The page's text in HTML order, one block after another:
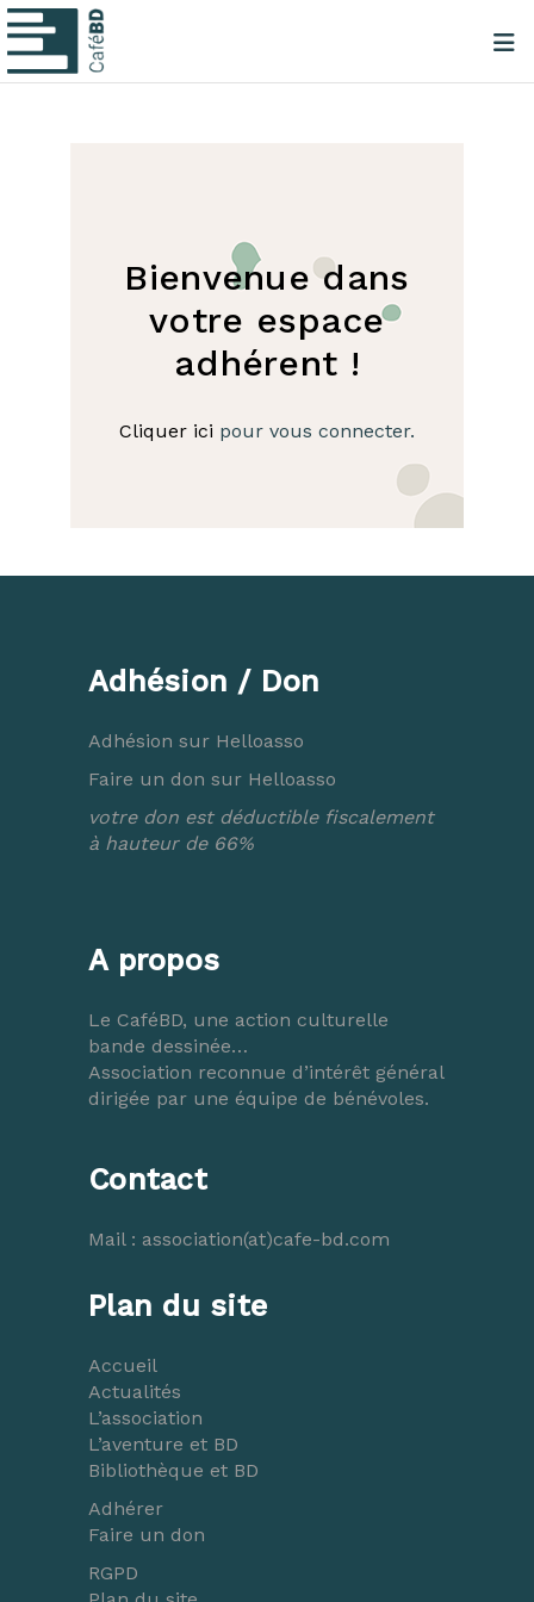
Bienvenue dans
votre espace
adhérent !
Cliquer ici pour vous connecter.
Adhésion / Don
Adhésion sur Helloasso
Faire un don sur Helloasso
votre don est déductible fiscalement
à hauteur de 66%
A propos
Le CaféBD, une action culturelle
bande dessinée…
Association reconnue d’intérêt général
dirigée par une équipe de bénévoles.
Contact
Mail : association(at)cafe-bd.com
Plan du site
Accueil
Actualités
L’association
L’aventure et BD
Bibliothèque et BD
Adhérer
Faire un don
RGPD